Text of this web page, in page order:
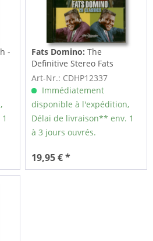
-
Fats Domino:The
Definitive Stereo Fats
Domino - 29 Classics...
Art-Nr.: CDHP12337
Immédiatement
disponible à l'expédition,
Délai de livraison** env. 1
à 3 jours ouvrés.
19,95 € *